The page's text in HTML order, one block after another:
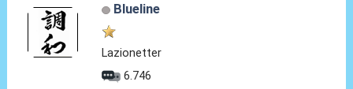
Blueline
Lazionetter
6.746